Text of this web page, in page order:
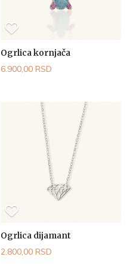
Ogrlica kornjača
6.900,00 RSD
Ogrlica dijamant
2.800,00 RSD